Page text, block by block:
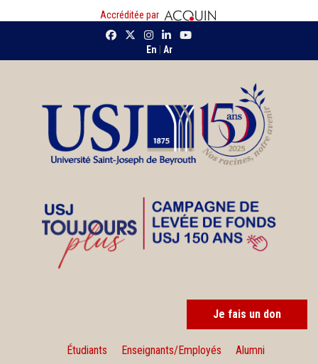
Accréditée par
En Ar
Je fais un don
Étudiants Enseignants/Employés Alumni